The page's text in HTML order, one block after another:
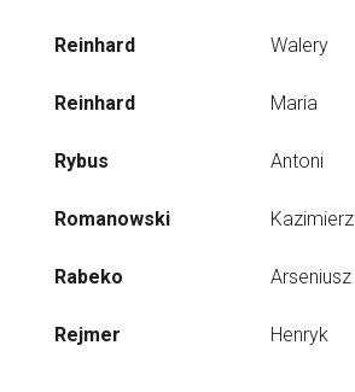
Reinhard Walery
Reinhard Maria
Rybus Antoni
Romanowski Kazimierz
Rabeko Arseniusz
Rejmer Henryk